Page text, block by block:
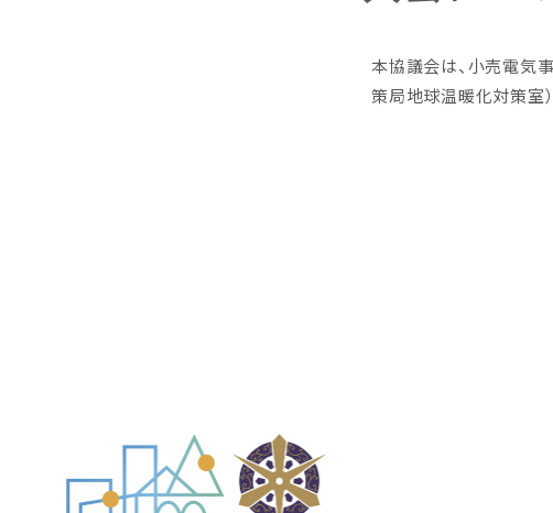
本協議会は、小売電気
策局地球温暖化対策室